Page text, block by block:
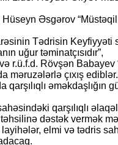
Əsgərov
Tədrisin Keyfiyyəti
uğur təminatçısıdır”,
r.ü.f.d. Rövşən
məruzələrlə çıxış ediblər.
qarşılıqlı
qarşılıqlı
dəstək vermək
elmi və tədris